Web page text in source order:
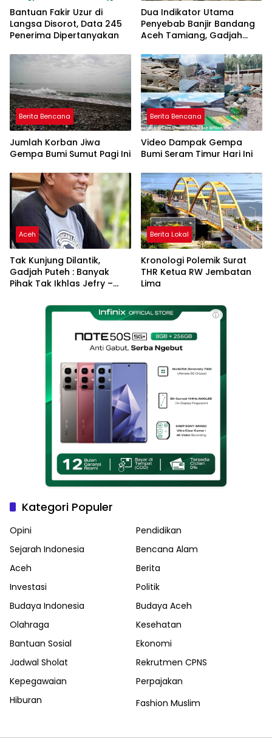
Bantuan Fakir Uzur di
Langsa Disorot, Data 245
Penerima Dipertanyakan
Dua Indikator Utama
Penyebab Banjir Bandang
Aceh Tamiang, Gadjah
DAS
Berita Bencana
Jumlah Korban Jiwa
Gempa Bumi Sumut Pagi Ini
Berita Bencana
Video Dampak Gempa
Bumi Seram Timur Hari Ini
Aceh
Tak Kunjung Dilantik,
Gadjah Puteh : Banyak
Pihak Tak Ikhlas Jefry –
Berita Lokal
Kronologi Polemik Surat
THR Ketua RW Jembatan
Lima
ⓘ
Kategori Populer
Opini
Pendidikan
Sejarah Indonesia
Bencana Alam
Aceh
Berita
Investasi
Politik
Budaya Indonesia
Budaya Aceh
Olahraga
Kesehatan
Bantuan Sosial
Ekonomi
Jadwal Sholat
Rekrutmen CPNS
Kepegawaian
Perpajakan
Hiburan
Fashion Muslim